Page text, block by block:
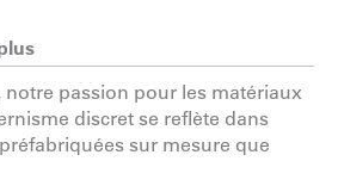
notre passion pour les matériaux
discret se reflète dans
sur mesure que